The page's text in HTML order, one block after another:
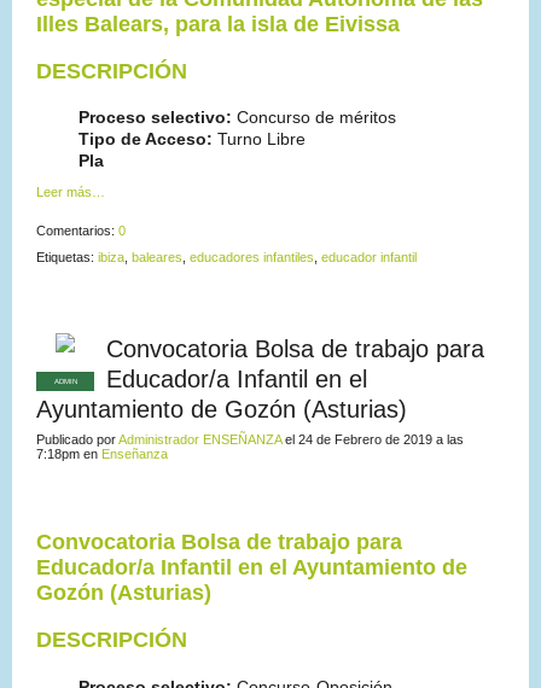
Illes Balears, para la isla de Eivissa
DESCRIPCIÓN
Proceso selectivo: Concurso de méritos
Tipo de Acceso: Turno Libre
Pla
Leer más…
Comentarios: 0
Etiquetas: ibiza baleares educadores infantiles educador infantil
ADMIN
Convocatoria Bolsa de trabajo para
Educador/a Infantil en el
Ayuntamiento de Gozón (Asturias)
Publicado porAdministrador ENSEÑANZAel 24 de Febrero de 2019 a las
7:18pm en Enseñanza
Convocatoria Bolsa de trabajo para
Educador/a Infantil en el Ayuntamiento de
Gozón (Asturias)
DESCRIPCIÓN